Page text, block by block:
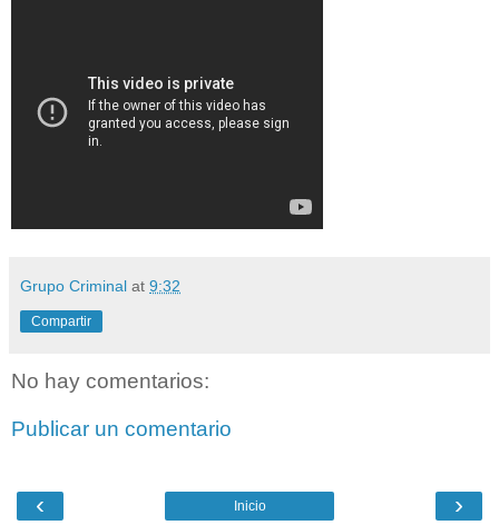
Grupo Criminal at 9:32
Compartir
No hay comentarios:
Publicar un comentario
‹ ›
Inicio